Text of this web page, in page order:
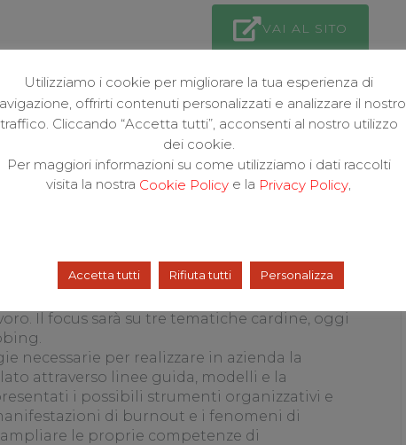
VAI AL SITO
STRESS,
NUOVE
psicologi, medici, medici del lavoro,
le tematiche inerenti i diversi rischi
Il focus sarà su tre tematiche cardine, oggi
necessarie per realizzare in azienda la
attraverso linee guida, modelli e la
i possibili strumenti organizzativi e
di burnout e i fenomeni di
le proprie competenze di
Utilizziamo i cookie per migliorare la tua esperienza di
offrirti contenuti personalizzati e analizzare il nostro
traffico. Cliccando “Accetta tutti”, acconsenti al nostro utilizzo
dei cookie.
Per maggiori informazioni su come utilizziamo i dati raccolti
visita la nostra Cookie Policy e la Privacy Policy,
Accetta tutti Rifiuta tutti Personalizza